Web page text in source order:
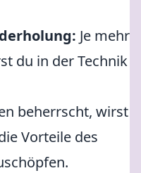
Je mehr
du in der Technik
beherrscht, wirst
Vorteile des